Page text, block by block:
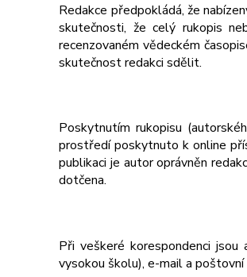
Redakce předpokládá, že
skutečnosti, že celý rukopis
recenzovaném vědeckém
skutečnost redakci sdělit.
Poskytnutím rukopisu
prostředí poskytnuto k online
publikaci je autor oprávněn
dotčena.
Při veškeré korespondenci
vysokou školu), e-mail a